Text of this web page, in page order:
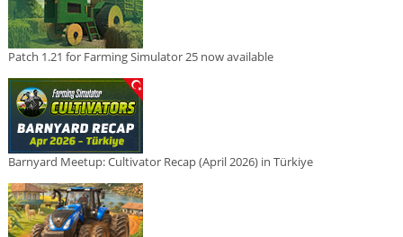
Patch 1.21 for Farming Simulator 25 now available
Barnyard Meetup: Cultivator Recap (April 2026) in Türkiye